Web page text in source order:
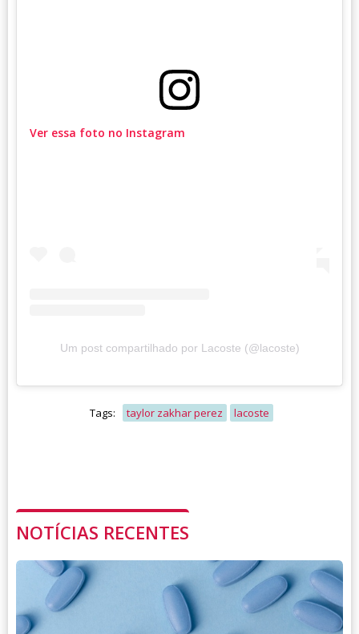
Ver essa foto no Instagram
Um post compartilhado por Lacoste (@lacoste)
Tags: taylor zakhar perez lacoste
NOTÍCIAS RECENTES